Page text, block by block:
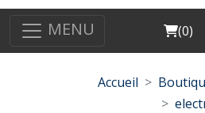
MENU Cart
(0)
Accueil